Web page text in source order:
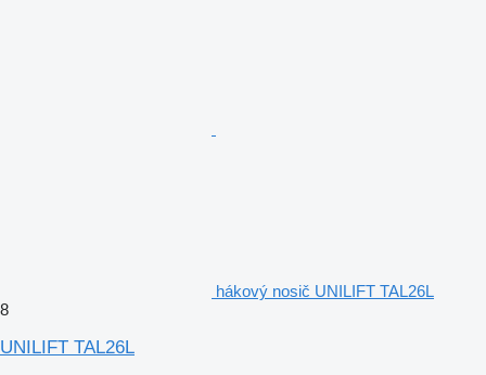
hákový nosič UNILIFT TAL26L
8
UNILIFT TAL26L